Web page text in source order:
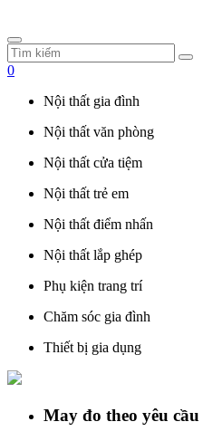
0
Nội thất gia đình
Nội thất văn phòng
Nội thất cửa tiệm
Nội thất trẻ em
Nội thất điểm nhấn
Nội thất lắp ghép
Phụ kiện trang trí
Chăm sóc gia đình
Thiết bị gia dụng
May đo theo yêu cầu